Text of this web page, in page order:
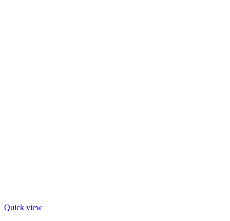
Quick view